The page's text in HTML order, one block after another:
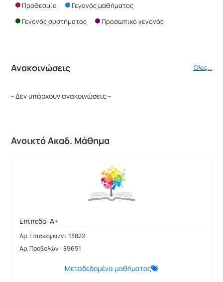
Προθεσμία
Γεγονός μαθήματος
Γεγονός συστήματος
Προσωπικό γεγονός
Ανακοινώσεις Όλες...
- Δεν υπάρχουν ανακοινώσεις -
Ανοικτό Ακαδ. Μάθημα
Επίπεδο: A+
Αρ. Επισκέψεων : 13822
Αρ. Προβολών : 89691
Μεταδεδομένα μαθήματος